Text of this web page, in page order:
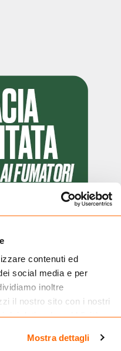
contenuti ed
social media e per
inoltre
il nostro sito con i nostri
dei dati web, pubblicità e
che hanno raccolto dal
Mostra dettagli
è un'entità regolarmente
la vendita online di